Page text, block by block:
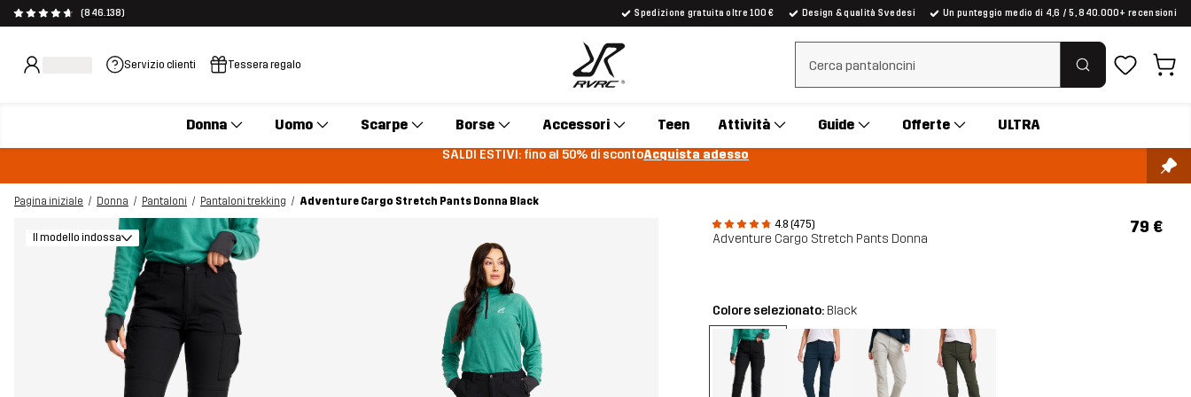
(846.138) Spedizione gratuita oltre 100 € Design & qualità Svedesi Un punteggio medio di 4,6 / 5, 840.000+ recensioni
Servizio clienti Tessera regalo Cancella ricerca
Donna Uomo Scarpe Borse Accessori Teen Attività Guide Offerte ULTRA
SALDI ESTIVI: fino al 50% di scontoAcquista adesso
Pagina iniziale Donna Pantaloni Pantaloni trekking
Adventure Cargo Stretch Pants Donna Black
4.8 (475)
Adventure Cargo Stretch Pants Donna
79 €
Il modello indossa
Colore selezionato: Black